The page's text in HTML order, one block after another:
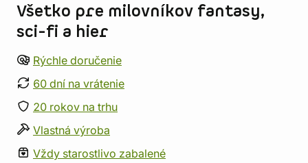
Všetko pre milovníkov fantasy,
sci-fi a hier
Rýchle doručenie
60 dní na vrátenie
20 rokov na trhu
Vlastná výroba
Vždy starostlivo zabalené